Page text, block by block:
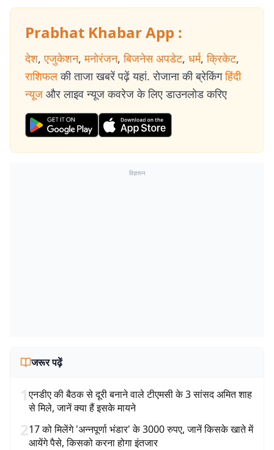
Prabhat Khabar App :
देश, एजुकेशन, मनोरंजन, बिजनेस अपडेट, धर्म, क्रिकेट,
राशिफल की ताजा खबरें पढ़ें यहां. रोजाना की ब्रेकिंग हिंदी
न्यूज और लाइव न्यूज कवरेज के लिए डाउनलोड करिए
विज्ञापन
जरूर पढ़ें
1एनडीए की बैठक से दूरी बनाने वाले टीएमसी के 3 सांसद अमित शाह
से मिले, जानें क्या हैं इसके मायने
217 को मिलेंगे 'अन्नपूर्णा भंडार' के 3000 रुपए, जानें किसके खाते में
आयेंगे पैसे, किसको करना होगा इंतजार